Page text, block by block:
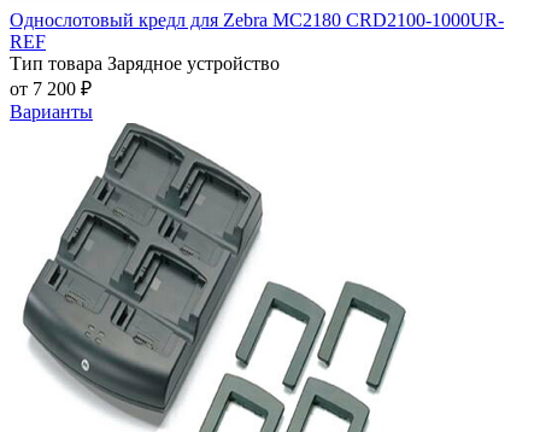
Однослотовый кредл для Zebra MC2180 CRD2100-1000UR-
REF
Тип товара Зарядное устройство
от 7 200 ₽
Варианты